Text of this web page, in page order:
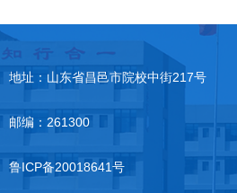
地址：山东省昌邑市院校中街217号
邮编：261300
鲁ICP备20018641号